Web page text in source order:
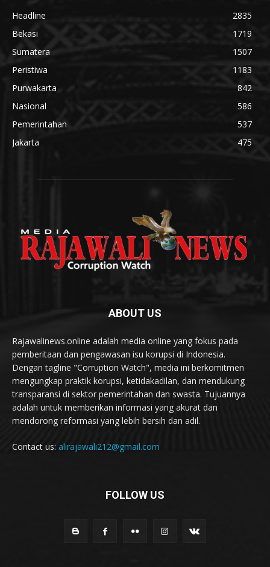
Headline
2835
Bekasi
1719
Sumatera
1507
Peristiwa
1183
Purwakarta
842
Nasional
586
Pemerintahan
537
Jakarta
475
ABOUT US
Rajawalinews.online adalah media online yang fokus pada
pemberitaan dan pengawasan isu korupsi di Indonesia.
Dengan tagline "Corruption Watch", media ini berkomitmen
mengungkap praktik korupsi, ketidakadilan, dan mendukung
transparansi di sektor pemerintahan dan swasta. Tujuannya
adalah untuk memberikan informasi yang akurat dan
mendorong reformasi yang lebih bersih dan adil.
Contact us: alirajawali212@gmail.com
FOLLOW US